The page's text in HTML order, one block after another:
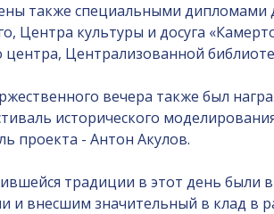
также специальными дипломами
Центра культуры и досуга
центра, Централизованной
вечера также был
исторического
проекта - Антон Акулов.
традиции в этот день были
и внесшим значительный в клад в